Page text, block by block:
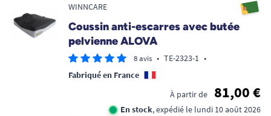
WINNCARE
Coussin anti-escarres avec butée
pelvienne ALOVA
8 avis • TE-2323-1 •
Fabriqué en France
À partir de
81,00 €
En stock, expédié le lundi 10 août 2026